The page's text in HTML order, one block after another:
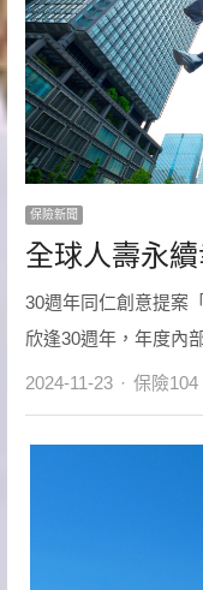
保險新聞
全球人壽永
30週年同仁創意提案
欣逢30週年，年度內
2024-11-23 Author
保險104